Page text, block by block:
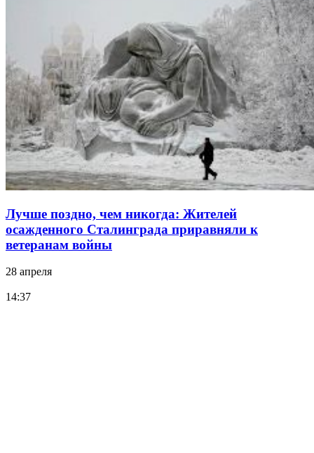
Лучше поздно, чем никогда: Жителей
осажденного Сталинграда приравняли к
ветеранам войны
28 апреля
14:37